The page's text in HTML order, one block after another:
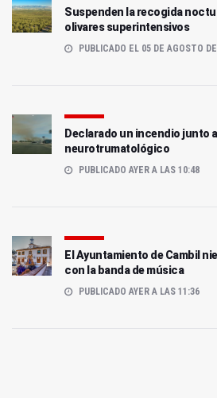
Suspenden la recogida
olivares superintensivos
PUBLICADO EL 05 DE AGOSTO
Declarado un incendio junto
neurotrumatológico
PUBLICADO AYER A LAS 10:48
El Ayuntamiento de Cambil
con la banda de música
PUBLICADO AYER A LAS 11:36